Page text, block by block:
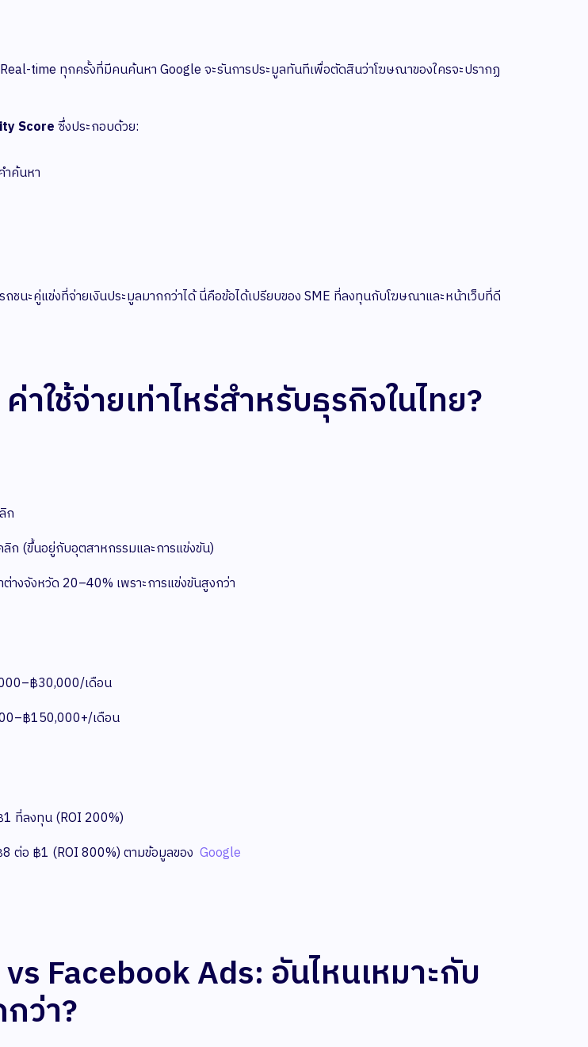
time ทุกครั้งที่มีคนค้นหา Google จะรันการประมูลทันทีเพื่อตัดสินว่าโฆษณาของใครจะปรากฏ
Scoreซึ่งประกอบด้วย:
ำค้นหา
ชนะคู่แข่งที่จ่ายเงินประมูลมากกว่าได้ นี่คือข้อได้เปรียบของ SME ที่ลงทุนกับโฆษณาและหน้าเว็บที่ดี
าใช้จ่ายเท่าไหร่สำหรับธุรกิจในไทย?
ก
(ขึ้นอยู่กับอุตสาหกรรมและการแข่งขัน)
างจังหวัด 20–40% เพราะการแข่งขันสูงกว่า
฿30,000/เดือน
฿150,000+/เดือน
ที่ลงทุน (ROI 200%)
ต่อ ฿1 (ROI 800%) ตามข้อมูลของ Google
Facebook Ads: อันไหนเหมาะกับ
ว่า?